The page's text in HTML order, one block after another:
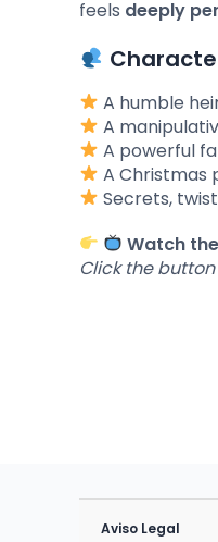
feels deeply
A humble
A
A powerful
A Christmas
Secrets,
Watch
Click the
Aviso Legal